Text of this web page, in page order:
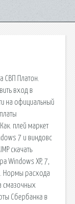
СВП Платон.
вход в
на официальный
плей маркет
7 и виндовс
скачать
Windows XP, 7,
Нормы расхода
смазочных
Сбербанка в